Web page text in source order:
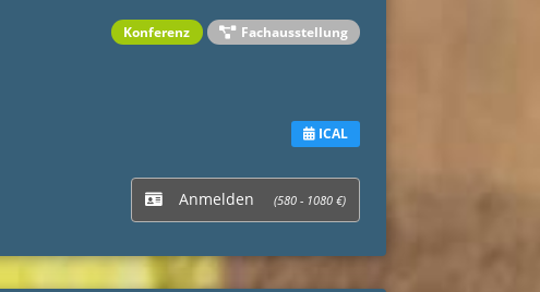
Konferenz Fachausstellung
ICAL
Anmelden (580 - 1080 €)